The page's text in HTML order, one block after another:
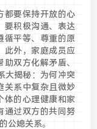
都要保持开放的心
要积极沟通、表达
循平等、尊重的原
此外，家庭成员应
双方化解矛盾、
大揭秘：为何冲突
关系中复杂且微妙
体的心理健康和家
通过双方的共同努
公媳关系。